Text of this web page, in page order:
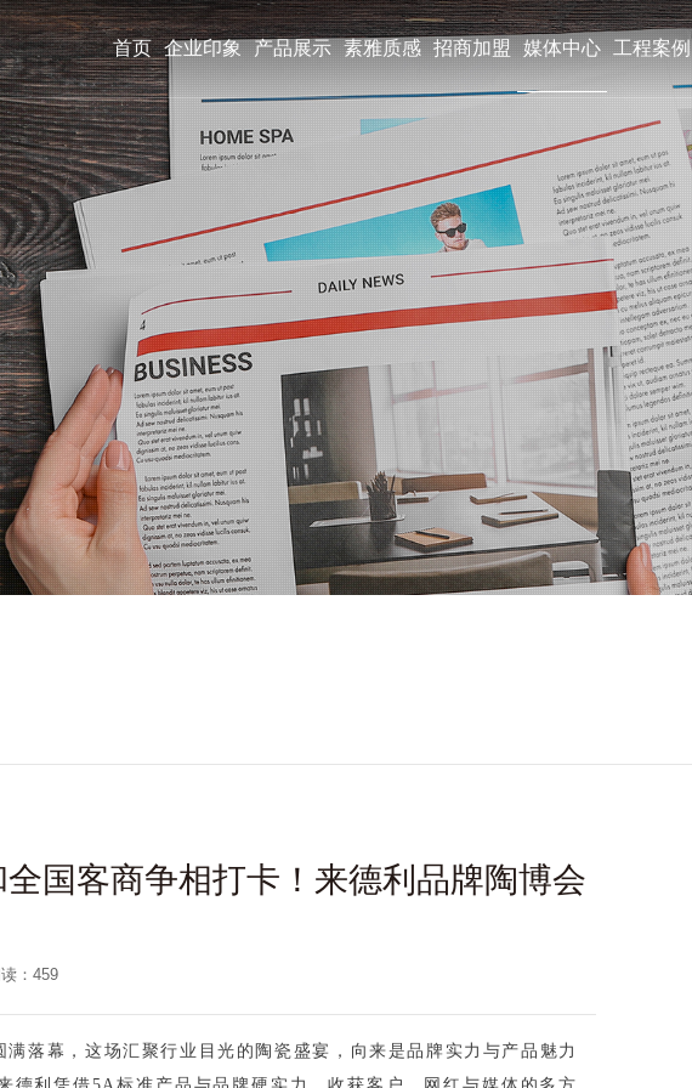
首页 企业印象 产品展示 素雅质感 招商加盟 媒体中心 工程案例
国客商争相打卡！来德利品牌陶博会
：459
落幕，这场汇聚行业目光的陶瓷盛宴，向来是品牌实力与产品魅力